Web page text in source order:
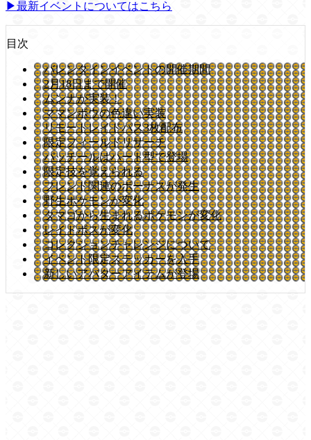
▶︎最新イベントについてはこちら
目次
バレンタインイベントの開催期間
2月18日まで開催
ムンナが実装！
ママンボウの色違い実装
リモートレイドパス3枚配布
限定フィールドリサーチ
パッチールはハート型で登場
限定技を覚えられる
フレンド関連のボーナスが発生
野生ポケモンが変化
タマゴから生まれるポケモンが変化
レイドボスが変化
コレクションチャレンジについて
イベント限定ステッカーを入手
新しいアバターアイテムが登場